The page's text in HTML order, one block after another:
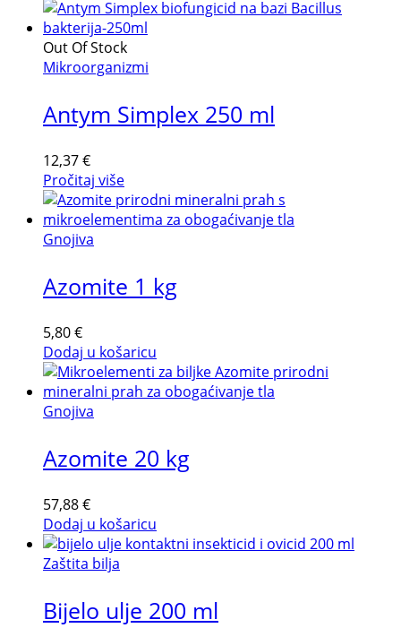
Out Of Stock
Mikroorganizmi
Antym Simplex 250 ml
12,37€
Pročitaj više
Gnojiva
Azomite 1 kg
5,80€
Dodaj u košaricu
Gnojiva
Azomite 20 kg
57,88€
Dodaj u košaricu
Zaštita bilja
Bijelo ulje 200 ml